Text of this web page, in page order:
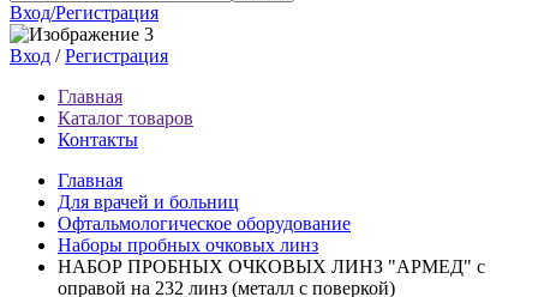
Вход/Регистрация
Вход /Регистрация
Главная
Каталог товаров
Контакты
Главная
Для врачей и больниц
Офтальмологическое оборудование
Наборы пробных очковых линз
НАБОР ПРОБНЫХ ОЧКОВЫХ ЛИНЗ "АРМЕД" с
оправой на 232 линз (металл с поверкой)